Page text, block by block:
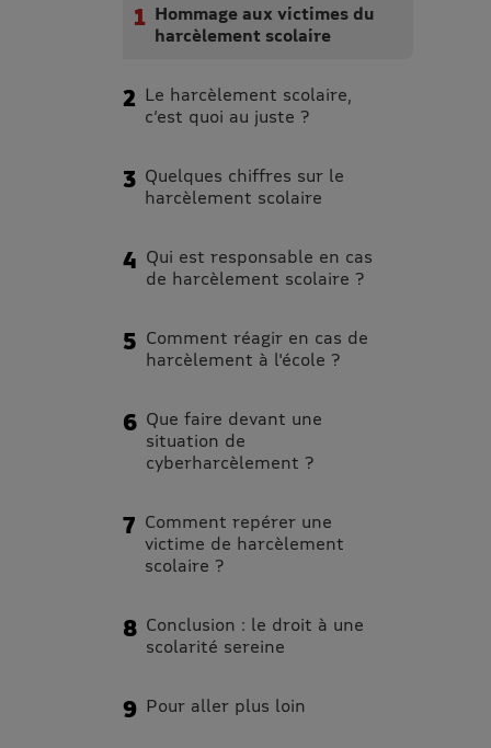
Hommage aux victimes du
harcèlement scolaire
Le harcèlement scolaire,
c’est quoi au juste ?
Quelques chiffres sur le
harcèlement scolaire
Qui est responsable en cas
de harcèlement scolaire ?
Comment réagir en cas de
harcèlement à l'école ?
Que faire devant une
situation de
cyberharcèlement ?
Comment repérer une
victime de harcèlement
scolaire ?
Conclusion : le droit à une
scolarité sereine
Pour aller plus loin